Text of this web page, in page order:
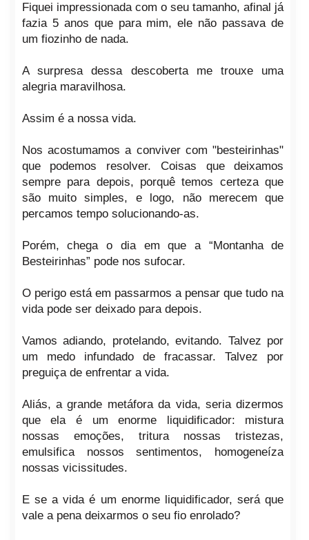
Fiquei impressionada com o seu tamanho, afinal já
fazia 5 anos que para mim, ele não passava de
um fiozinho de nada.
A surpresa dessa descoberta me trouxe uma
alegria maravilhosa.
Assim é a nossa vida.
Nos acostumamos a conviver com "besteirinhas"
que podemos resolver. Coisas que deixamos
sempre para depois, porquê temos certeza que
são muito simples, e logo, não merecem que
percamos tempo solucionando-as.
Porém, chega o dia em que a “Montanha de
Besteirinhas” pode nos sufocar.
O perigo está em passarmos a pensar que tudo na
vida pode ser deixado para depois.
Vamos adiando, protelando, evitando. Talvez por
um medo infundado de fracassar. Talvez por
preguiça de enfrentar a vida.
Aliás, a grande metáfora da vida, seria dizermos
que ela é um enorme liquidificador: mistura
nossas emoções, tritura nossas tristezas,
emulsifica nossos sentimentos, homogeneíza
nossas vicissitudes.
E se a vida é um enorme liquidificador, será que
vale a pena deixarmos o seu fio enrolado?